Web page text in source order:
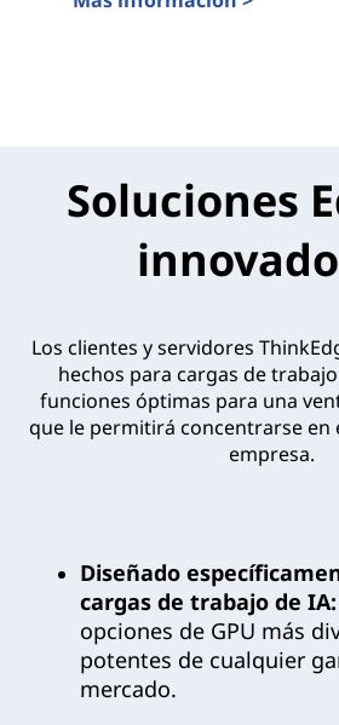
Soluciones
Los clientes y servidores
hechos para cargas de
funciones óptimas para una
que le permitirá concentrarse en
empresa.
Diseñado
cargas de trabajo de IA:
opciones de GPU más
potentes de cualquier
mercado.